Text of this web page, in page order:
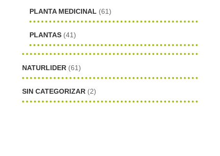
PLANTA MEDICINAL (61)
PLANTAS (41)
NATURLIDER (61)
SIN CATEGORIZAR (2)